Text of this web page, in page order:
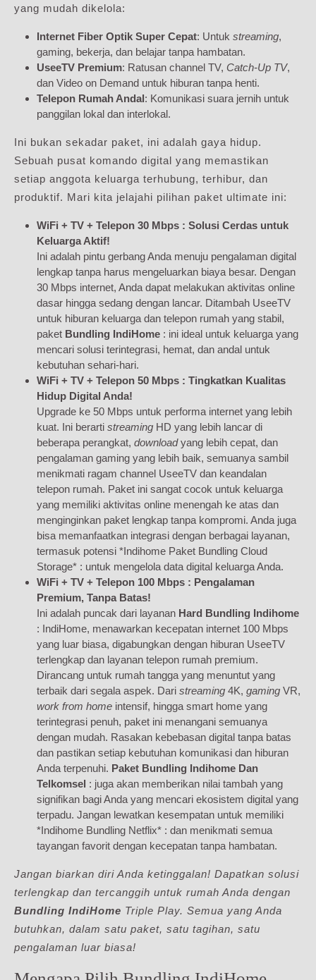
yang mudah dikelola:
Internet Fiber Optik Super Cepat: Untuk streaming,
gaming, bekerja, dan belajar tanpa hambatan.
UseeTV Premium: Ratusan channel TV, Catch-Up TV,
dan Video on Demand untuk hiburan tanpa henti.
Telepon Rumah Andal : Komunikasi suara jernih untuk
panggilan lokal dan interlokal.
Ini bukan sekadar paket, ini adalah gaya hidup.
Sebuah pusat komando digital yang memastikan
setiap anggota keluarga terhubung, terhibur, dan
produktif. Mari kita jelajahi pilihan paket ultimate ini:
WiFi + TV + Telepon 30 Mbps : Solusi Cerdas untuk
Keluarga Aktif!
Ini adalah pintu gerbang Anda menuju pengalaman digital
lengkap tanpa harus mengeluarkan biaya besar. Dengan
30 Mbps internet, Anda dapat melakukan aktivitas online
dasar hingga sedang dengan lancar. Ditambah UseeTV
untuk hiburan keluarga dan telepon rumah yang stabil,
paket Bundling IndiHome : ini ideal untuk keluarga yang
mencari solusi terintegrasi, hemat, dan andal untuk
kebutuhan sehari-hari.
WiFi + TV + Telepon 50 Mbps : Tingkatkan Kualitas
Hidup Digital Anda!
Upgrade ke 50 Mbps untuk performa internet yang lebih
kuat. Ini berarti streaming HD yang lebih lancar di
beberapa perangkat, downloadyang lebih cepat, dan
pengalaman gaming yang lebih baik, semuanya sambil
menikmati ragam channel UseeTV dan keandalan
telepon rumah. Paket ini sangat cocok untuk keluarga
yang memiliki aktivitas online menengah ke atas dan
menginginkan paket lengkap tanpa kompromi. Anda juga
bisa memanfaatkan integrasi dengan berbagai layanan,
termasuk potensi *Indihome Paket Bundling Cloud
Storage* : untuk mengelola data digital keluarga Anda.
WiFi + TV + Telepon 100 Mbps : Pengalaman
Premium, Tanpa Batas!
Ini adalah puncak dari layanan Hard Bundling Indihome
: IndiHome, menawarkan kecepatan internet 100 Mbps
yang luar biasa, digabungkan dengan hiburan UseeTV
terlengkap dan layanan telepon rumah premium.
Dirancang untuk rumah tangga yang menuntut yang
terbaik dari segala aspek. Dari streaming 4K, gaming VR,
work from home intensif, hingga smart home yang
terintegrasi penuh, paket ini menangani semuanya
dengan mudah. Rasakan kebebasan digital tanpa batas
dan pastikan setiap kebutuhan komunikasi dan hiburan
Anda terpenuhi. Paket Bundling Indihome Dan
Telkomsel : juga akan memberikan nilai tambah yang
signifikan bagi Anda yang mencari ekosistem digital yang
terpadu. Jangan lewatkan kesempatan untuk memiliki
*Indihome Bundling Netflix* : dan menikmati semua
tayangan favorit dengan kecepatan tanpa hambatan.
Jangan biarkan diri Anda ketinggalan! Dapatkan solusi
terlengkap dan tercanggih untuk rumah Anda dengan
Bundling IndiHome Triple Play. Semua yang Anda
butuhkan, dalam satu paket, satu tagihan, satu
pengalaman luar biasa!